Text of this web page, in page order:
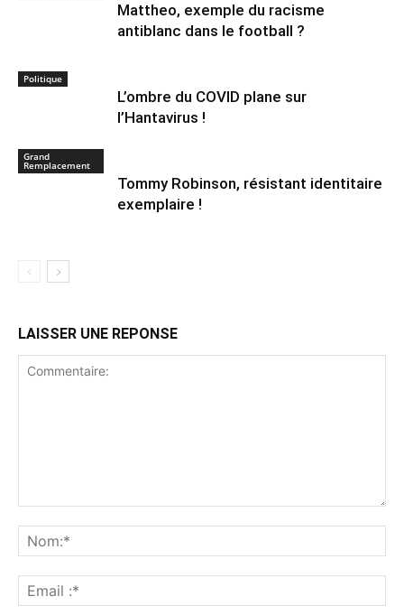
Mattheo, exemple du racisme
antiblanc dans le football ?
Politique
L’ombre du COVID plane sur
l’Hantavirus !
Grand
Remplacement
Tommy Robinson, résistant identitaire
exemplaire !
LAISSER UNE REPONSE